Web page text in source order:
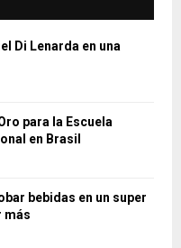
Di Lenarda en una
para la Escuela
en Brasil
bebidas en un super
más